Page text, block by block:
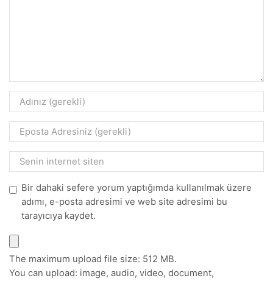
Bir dahaki sefere yorum yaptığımda kullanılmak üzere
adımı, e-posta adresimi ve web site adresimi bu
tarayıcıya kaydet.
The maximum upload file size: 512 MB.
You can upload: image, audio, video, document,